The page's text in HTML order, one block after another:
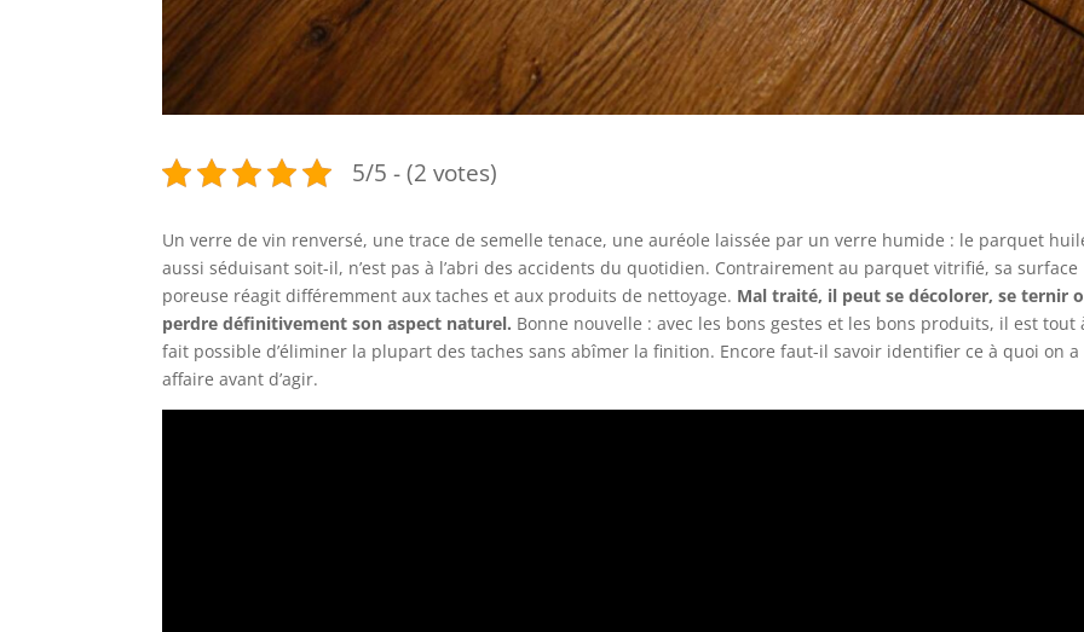
5/5 - (2 votes)
Un verre de vin renversé, une trace de semelle tenace, une auréole laissée par un verre humide : le parquet
aussi séduisant soit-il, n’est pas à l’abri des accidents du quotidien. Contrairement au parquet vitrifié, sa surface
poreuse réagit différemment aux taches et aux produits de nettoyage. Mal traité, il peut se décolorer, se ternir
perdre définitivement son aspect naturel. Bonne nouvelle : avec les bons gestes et les bons produits, il est tout
fait possible d’éliminer la plupart des taches sans abîmer la finition. Encore faut-il savoir identifier ce à quoi on a
affaire avant d’agir.